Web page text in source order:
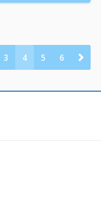
3 4 5 6